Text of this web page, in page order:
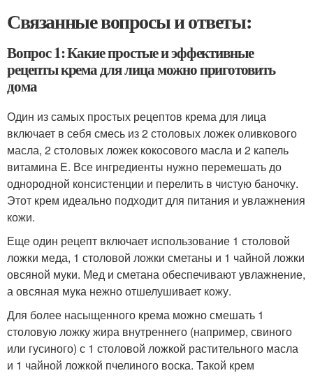
Связанные вопросы и ответы:
Вопрос 1: Какие простые и эффективные
рецепты крема для лица можно приготовить
дома
Один из самых простых рецептов крема для лица
включает в себя смесь из 2 столовых ложек оливкового
масла, 2 столовых ложек кокосового масла и 2 капель
витамина E. Все ингредиенты нужно перемешать до
однородной консистенции и перелить в чистую баночку.
Этот крем идеально подходит для питания и увлажнения
кожи.
Еще один рецепт включает использование 1 столовой
ложки меда, 1 столовой ложки сметаны и 1 чайной ложки
овсяной муки. Мед и сметана обеспечивают увлажнение,
а овсяная мука нежно отшелушивает кожу.
Для более насыщенного крема можно смешать 1
столовую ложку жира внутреннего (например, свиного
или гусиного) с 1 столовой ложкой растительного масла
и 1 чайной ложкой пчелиного воска. Такой крем